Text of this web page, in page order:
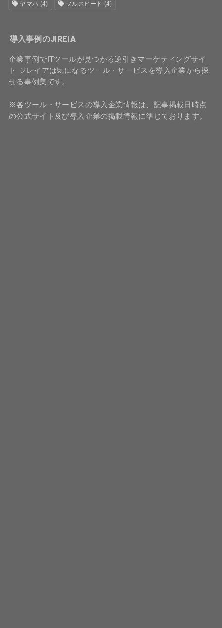
ヤマハ (4) フルスピード (4)
導入事例のJIREIA
企業事例でITツールが見つかる逆引きマーケティングサイ
ト ジレイアは気になるツール・サービスを導入企業から探
せる事例集です。
※各ツール・サービスの導入企業情報は、記事掲載日時点
の公式サイト及び導入企業の掲載情報に準じております。